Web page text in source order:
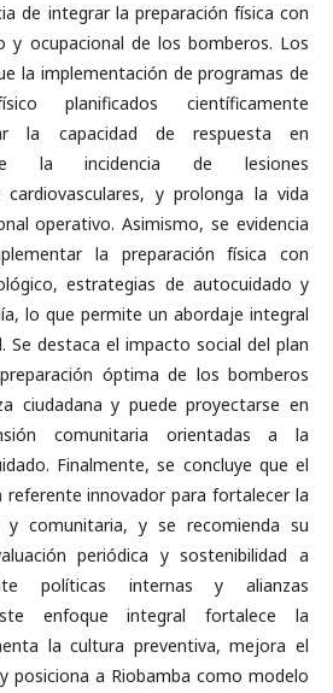
de integrar la preparación física con
y ocupacional de los bomberos. Los
la implementación de programas de
planificados científicamente
la capacidad de respuesta en
la incidencia de lesiones
cardiovasculares, y prolonga la vida
operativo. Asimismo, se evidencia
la preparación física con
estrategias de autocuidado y
lo que permite un abordaje integral
Se destaca el impacto social del plan
óptima de los bomberos
ciudadana y puede proyectarse en
comunitaria orientadas a la
Finalmente, se concluye que el
innovador para fortalecer la
y comunitaria, y se recomienda su
periódica y sostenibilidad a
políticas internas y alianzas
enfoque integral fortalece la
la cultura preventiva, mejora el
posiciona a Riobamba como modelo